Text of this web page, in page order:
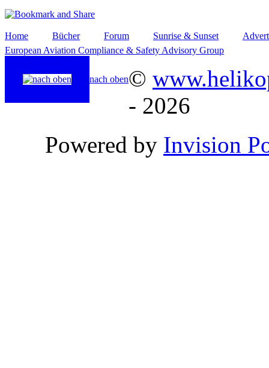
Home Bücher Forum Sunrise & Sunset
European Aviation Compliance & Safety Advisory Group
nach oben©
- 2026
Powered by Invision